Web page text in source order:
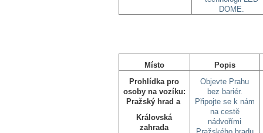
DOME.
Místo
Popis
Prohlídka pro
osoby na vozíku:
Pražský hrad a
Královská
zahrada
Objevte Prahu
bez bariér.
Připojte se k nám
na cestě
nádvořími